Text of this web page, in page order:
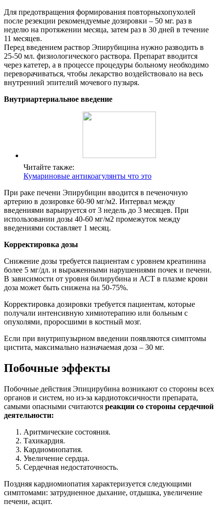
Для предотвращения формирования повторныхопухолей
после резекции рекомендуемые дозировки – 50 мг. раз в
неделю на протяжении месяца, затем раз в 30 дней в течение
11 месяцев.
Перед введением раствор Эпирубицина нужно разводить в
25-50 мл. физиологического раствора. Препарат вводится
через катетер, а в процессе процедуры больному необходимо
переворачиваться, чтобы лекарство воздействовало на весь
внутренний эпителий мочевого пузыря.
Внутриартериальное введение
Читайте также:
Кумариновые антикоагулянты что это
При раке печени Эпирубицин вводится в печеночную
артерию в дозировке 60-90 мг/м2. Интервал между
введениями варьируется от 3 недель до 3 месяцев. При
использовании дозы 40-60 мг/м2 промежуток между
введениями составляет 1 месяц.
Корректировка дозы
Снижение дозы требуется пациентам с уровнем креатинина
более 5 мг/дл. и выраженными нарушениями почек и печени.
В зависимости от уровня билирубина и АСТ в плазме крови
доза может быть снижена на 50-75%.
Корректировка дозировки требуется пациентам, которые
получали интенсивную химиотерапию или больным с
опухолями, проросшими в костный мозг.
Если при внутрипузырном введении появляются симптомы
цистита, максимально назначаемая доза – 30 мг.
Побочные эффекты
Побочные действия Эпицирубина возникают со стороны всех
органов и систем, но из-за кардиотоксичности препарата,
самыми опасными считаются реакции со стороны сердечной
деятельности:
Аритмические состояния.
Тахикардия.
Кардиомиопатия.
Увеличение сердца.
Сердечная недостаточность.
Поздняя кардиомиопатия характеризуется следующими
симптомами: затрудненное дыхание, отдышка, увеличение
печени, асцит.